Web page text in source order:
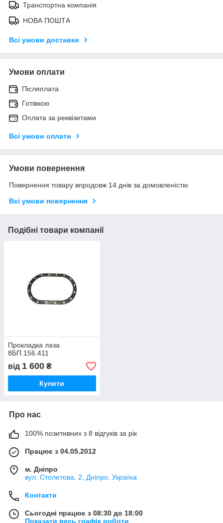
Транспортна компанія
НОВА ПОШТА
Всі умови доставки
Умови оплати
Післяплата
Готівкою
Оплата за реквізитами
Всі умови оплати
Умови повернення
Повернення товару впродовж 14 днів за домовленістю
Всі умови повернення
Подібні товари компанії
Прокладка лаза
8БП.156.411
від 1 600 ₴
Купити
Про нас
100% позитивних з 8 відгуків за рік
Працює з 04.05.2012
м. Дніпро
вул. Столетова, 2, Дніпро, Україна
Контакти
Сьогодні працює з 08:30 до 18:00
Показати весь графік роботи